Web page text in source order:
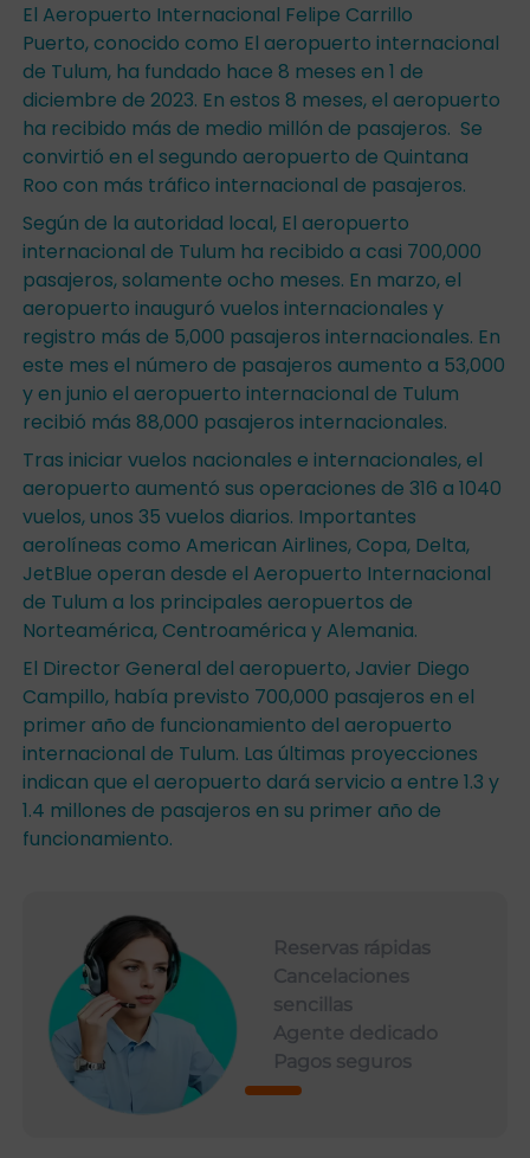
El Aeropuerto Internacional Felipe Carrillo
Puerto, conocido como El aeropuerto internacional
de Tulum, ha fundado hace 8 meses en 1 de
diciembre de 2023. En estos 8 meses, el aeropuerto
ha recibido más de medio millón de pasajeros. Se
convirtió en el segundo aeropuerto de Quintana
Roo con más tráfico internacional de pasajeros.
Según de la autoridad local, El aeropuerto
internacional de Tulum ha recibido a casi 700,000
pasajeros, solamente ocho meses. En marzo, el
aeropuerto inauguró vuelos internacionales y
registro más de 5,000 pasajeros internacionales. En
este mes el número de pasajeros aumento a 53,000
y en junio el aeropuerto internacional de Tulum
recibió más 88,000 pasajeros internacionales.
Tras iniciar vuelos nacionales e internacionales, el
aeropuerto aumentó sus operaciones de 316 a 1040
vuelos, unos 35 vuelos diarios. Importantes
aerolíneas como American Airlines, Copa, Delta,
JetBlue operan desde el Aeropuerto Internacional
de Tulum a los principales aeropuertos de
Norteamérica, Centroamérica y Alemania.
El Director General del aeropuerto, Javier Diego
Campillo, había previsto 700,000 pasajeros en el
primer año de funcionamiento del aeropuerto
internacional de Tulum. Las últimas proyecciones
indican que el aeropuerto dará servicio a entre 1.3 y
1.4 millones de pasajeros en su primer año de
funcionamiento.
Reservas rápidas
Cancelaciones
sencillas
Agente dedicado
Pagos seguros